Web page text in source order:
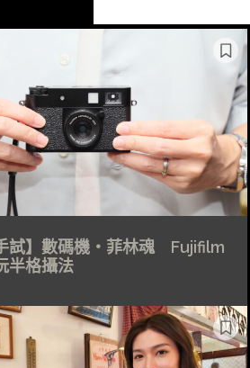
試】數碼機・菲林魂 Fujifilm
半格攝法